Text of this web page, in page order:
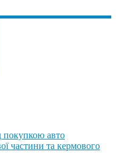
покупкою авто
частини та кермового